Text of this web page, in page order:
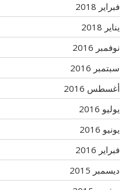
فبراير 2018
يناير 2018
نوفمبر 2016
سبتمبر 2016
أغسطس 2016
يوليو 2016
يونيو 2016
فبراير 2016
ديسمبر 2015